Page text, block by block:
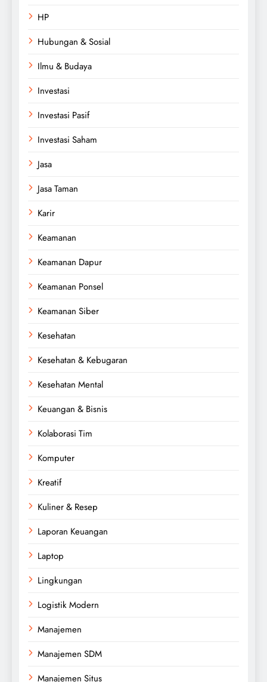
HP
Hubungan & Sosial
Ilmu & Budaya
Investasi
Investasi Pasif
Investasi Saham
Jasa
Jasa Taman
Karir
Keamanan
Keamanan Dapur
Keamanan Ponsel
Keamanan Siber
Kesehatan
Kesehatan & Kebugaran
Kesehatan Mental
Keuangan & Bisnis
Kolaborasi Tim
Komputer
Kreatif
Kuliner & Resep
Laporan Keuangan
Laptop
Lingkungan
Logistik Modern
Manajemen
Manajemen SDM
Manajemen Situs